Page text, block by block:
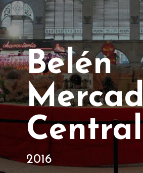
Belén
Central
2016